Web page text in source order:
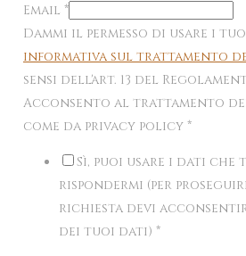
Email *
Dammi il permesso di usare i
informativa sul trattamento
sensi dell'art. 13 del
Acconsento al trattamento
come da privacy policy *
Sì, puoi usare i dati che
rispondermi (per
richiesta devi
dei tuoi dati) *